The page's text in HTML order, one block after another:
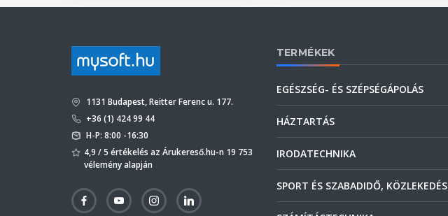
1131 Budapest, Reitter Ferenc u. 177.
+36 (1) 424 99 44
H-P: 8:00 -16:30
4,9 / 5 értékelés az Árukereső.hu-n 19 753
vélemény alapján
TERMÉKEK
EGÉSZSÉG- ÉS SZÉPSÉGÁPOLÁS
HÁZTARTÁS
IRODATECHNIKA
SPORT ÉS SZABADIDŐ, KÖZLEKEDÉS